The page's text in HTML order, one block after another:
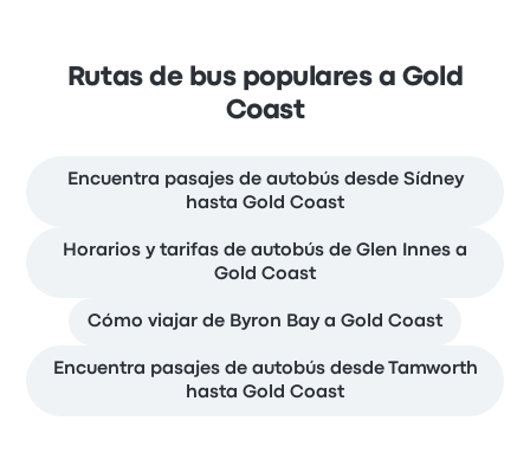
Rutas de bus populares a Gold
Coast
Encuentra pasajes de autobús desde Sídney
hasta Gold Coast
Horarios y tarifas de autobús de Glen Innes a
Gold Coast
Cómo viajar de Byron Bay a Gold Coast
Encuentra pasajes de autobús desde Tamworth
hasta Gold Coast